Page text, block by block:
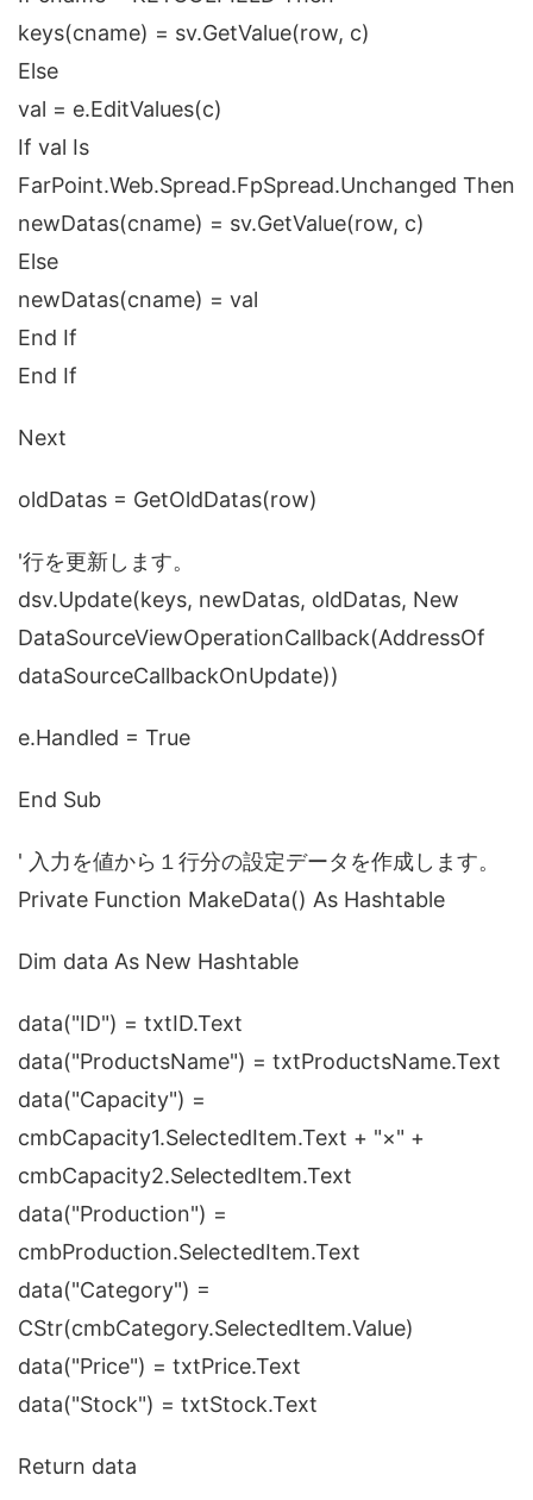
keys(cname) = sv.GetValue(row, c)
Else
val = e.EditValues(c)
If val Is
FarPoint.Web.Spread.FpSpread.Unchanged Then
newDatas(cname) = sv.GetValue(row, c)
Else
newDatas(cname) = val
End If
End If
Next
oldDatas = GetOldDatas(row)
'行を更新します。
dsv.Update(keys, newDatas, oldDatas, New
DataSourceViewOperationCallback(AddressOf
dataSourceCallbackOnUpdate))
e.Handled = True
End Sub
' 入力を値から１行分の設定データを作成します。
Private Function MakeData() As Hashtable
Dim data As New Hashtable
data("ID") = txtID.Text
data("ProductsName") = txtProductsName.Text
data("Capacity") =
cmbCapacity1.SelectedItem.Text + "×" +
cmbCapacity2.SelectedItem.Text
data("Production") =
cmbProduction.SelectedItem.Text
data("Category") =
CStr(cmbCategory.SelectedItem.Value)
data("Price") = txtPrice.Text
data("Stock") = txtStock.Text
Return data